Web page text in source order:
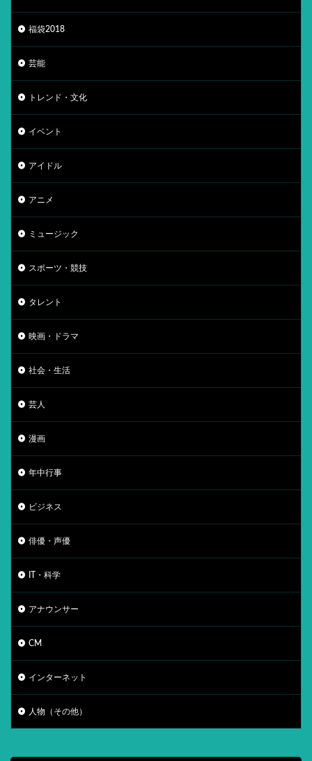
福袋2018
芸能
トレンド・文化
イベント
アイドル
アニメ
ミュージック
スポーツ・競技
タレント
映画・ドラマ
社会・生活
芸人
漫画
年中行事
ビジネス
俳優・声優
IT・科学
アナウンサー
CM
インターネット
人物（その他）